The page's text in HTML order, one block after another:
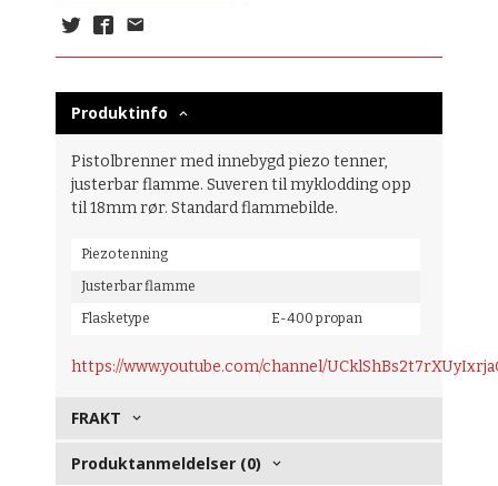
Produktinfo
Pistolbrenner med innebygd piezo tenner,
justerbar flamme. Suveren til myklodding opp
til 18mm rør. Standard flammebilde.
Piezo tenning
Justerbar flamme
Flasketype E-400 propan
https://www.youtube.com/channel/
FRAKT
Produktanmeldelser (0)